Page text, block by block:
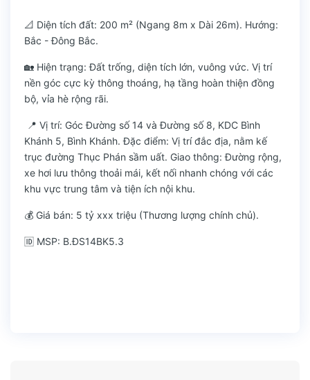
📐 Diện tích đất: 200 m² (Ngang 8m x Dài 26m). Hướng:
Bắc - Đông Bắc.
🏡 Hiện trạng: Đất trống, diện tích lớn, vuông vức. Vị trí
nền góc cực kỳ thông thoáng, hạ tầng hoàn thiện đồng
bộ, vỉa hè rộng rãi.
📍 Vị trí: Góc Đường số 14 và Đường số 8, KDC Bình
Khánh 5, Bình Khánh. Đặc điểm: Vị trí đắc địa, nằm kế
trục đường Thục Phán sầm uất. Giao thông: Đường rộng,
xe hơi lưu thông thoải mái, kết nối nhanh chóng với các
khu vực trung tâm và tiện ích nội khu.
💰 Giá bán: 5 tỷ xxx triệu (Thương lượng chính chủ).
🆔 MSP: B.ĐS14BK5.3